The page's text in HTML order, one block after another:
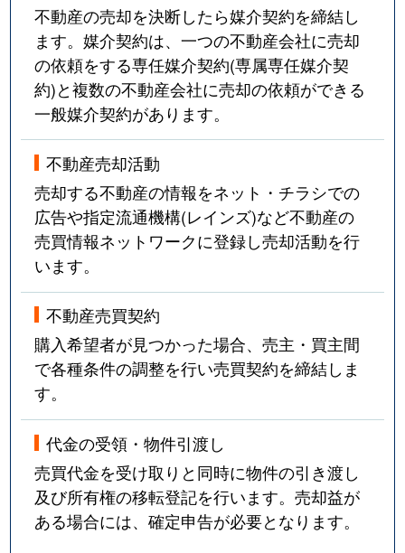
不動産の売却を決断したら媒介契約を締結し
ます。媒介契約は、一つの不動産会社に売却
の依頼をする専任媒介契約(専属専任媒介契
約)と複数の不動産会社に売却の依頼ができる
一般媒介契約があります。
不動産売却活動
売却する不動産の情報をネット・チラシでの
広告や指定流通機構(レインズ)など不動産の
売買情報ネットワークに登録し売却活動を行
います。
不動産売買契約
購入希望者が見つかった場合、売主・買主間
で各種条件の調整を行い売買契約を締結しま
す。
代金の受領・物件引渡し
売買代金を受け取りと同時に物件の引き渡し
及び所有権の移転登記を行います。売却益が
ある場合には、確定申告が必要となります。